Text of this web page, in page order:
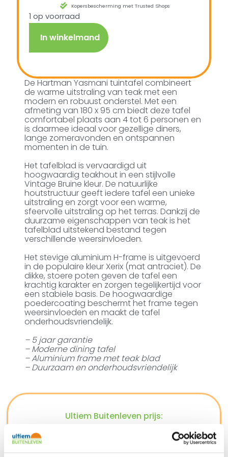
Kopersbescherming met Trusted Shops
1 op voorraad
In winkelmand
De Hartman Yasmani tuintafel combineert
de warme uitstraling van teak met een
modern en robuust onderstel. Met een
afmeting van 180 x 95 cm biedt deze tafel
comfortabel plaats aan 4 tot 6 personen en
is daarmee ideaal voor gezellige diners,
lange zomeravonden en ontspannen
momenten in de tuin.
Het tafelblad is vervaardigd uit
hoogwaardig teakhout in een stijlvolle
Vintage Bruine kleur. De natuurlijke
houtstructuur geeft iedere tafel een unieke
uitstraling en zorgt voor een warme,
sfeervolle uitstraling op het terras. Dankzij de
duurzame eigenschappen van teak is het
tafelblad uitstekend bestand tegen
verschillende weersinvloeden.
Het stevige aluminium H-frame is uitgevoerd
in de populaire kleur Xerix (mat antraciet). De
dikke, stoere poten geven de tafel een
krachtig karakter en zorgen tegelijkertijd voor
een stabiele basis. De hoogwaardige
poedercoating beschermt het frame tegen
weersinvloeden en maakt de tafel
onderhoudsvriendelijk.
– 5 jaar garantie
– Moderne dining tafel
– Aluminium frame met teak blad
– Duurzaam en onderhoudsvriendelijk
Ultiem Buitenleven prijs: